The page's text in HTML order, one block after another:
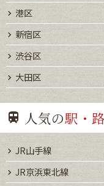
港区
新宿区
渋谷区
大田区
人気の駅・
JR山手線
JR京浜東北線